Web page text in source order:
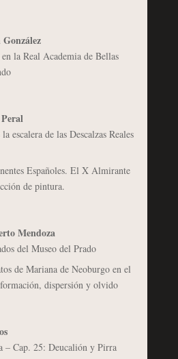
la Real Academia de Bellas
escalera de las Descalzas Reales
Españoles. El X Almirante
de pintura.
Mendoza
del Museo del Prado
de Mariana de Neoburgo en el
dispersión y olvido
– Cap. 25: Deucalión y Pirra